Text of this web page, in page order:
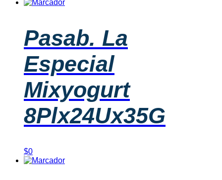
Pasab. La
Especial
Mixyogurt
8Plx24Ux35G
$0